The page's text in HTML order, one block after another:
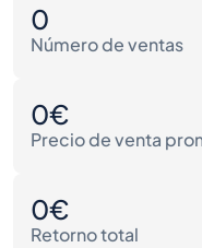
0
Número de ventas
0€
Precio de venta
0€
Retorno total